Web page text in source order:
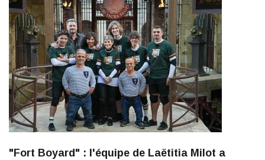
"Fort Boyard" : l'équipe de Laëtitia Milot a